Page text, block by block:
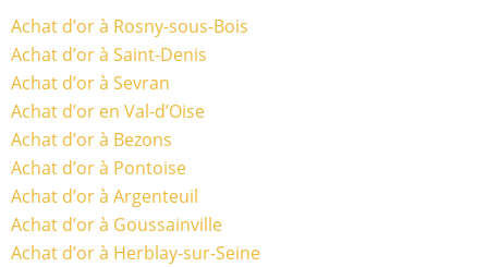
Achat d’or à Rosny-sous-Bois
Achat d’or à Saint-Denis
Achat d’or à Sevran
Achat d’or en Val-d’Oise
Achat d’or à Bezons
Achat d’or à Pontoise
Achat d’or à Argenteuil
Achat d’or à Goussainville
Achat d’or à Herblay-sur-Seine